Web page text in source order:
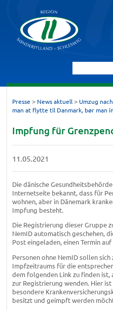
Presse > News aktuell > Umzug
man at flytte til Danmark, bør man
Impfung für
11.05.2021
Die dänische
Internetseite bekannt, dass für
wohnen, aber in Dänemark
Impfung besteht.
Die Registrierung dieser Gruppe
NemID automatisch geschehen,
Post eingeladen, einen Termin
Personen ohne NemID sollen
Impfzeitraums für die
dem folgenden Link zu finden ist,
zur Registrierung wenden. Hier
besondere
besitzt und geimpft werden